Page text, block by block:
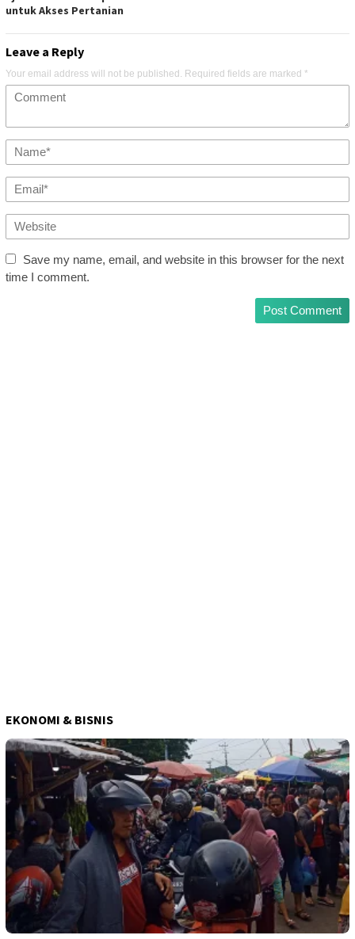
untuk Akses Pertanian
Leave a Reply
Your email address will not be published. Required fields are marked *
Save my name, email, and website in this browser for the next
time I comment.
EKONOMI & BISNIS